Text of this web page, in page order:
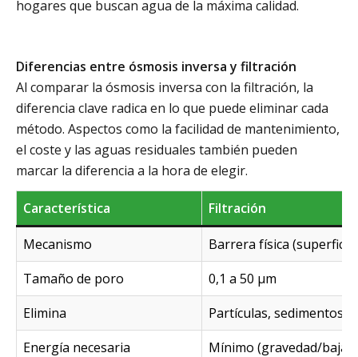
hogares que buscan agua de la máxima calidad.
Diferencias entre ósmosis inversa y filtración
Al comparar la ósmosis inversa con la filtración, la
diferencia clave radica en lo que puede eliminar cada
método. Aspectos como la facilidad de mantenimiento,
el coste y las aguas residuales también pueden
marcar la diferencia a la hora de elegir.
Característica Filtración
Mecanismo
Barrera física
Tamaño de poro
0,1 a 50 µm
Elimina
Partículas, sedimentos,
Energía necesaria
Mínimo (gravedad/baja